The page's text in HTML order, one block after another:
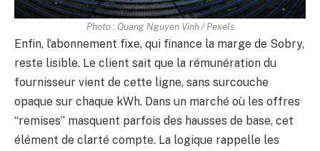
Photo : Quang Nguyen Vinh / Pexels
Enfin, l’abonnement fixe, qui finance la marge de Sobry,
reste lisible. Le client sait que la rémunération du
fournisseur vient de cette ligne, sans surcouche
opaque sur chaque kWh. Dans un marché où les offres
“remises” masquent parfois des hausses de base, cet
élément de clarté compte. La logique rappelle les